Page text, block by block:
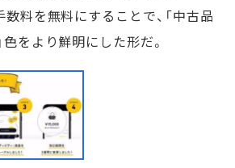
料を無料にすることで、「中古品
をより鮮明にした形だ。